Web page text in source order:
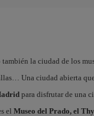
también la ciudad de los
Una ciudad abierta
para disfrutar de una
el Museo del Prado, el